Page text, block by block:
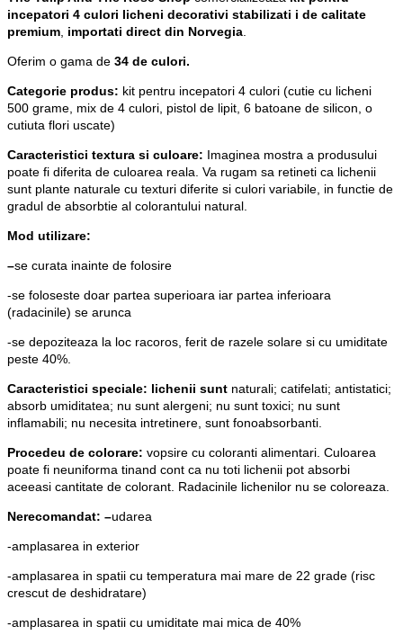
incepatori 4 culori licheni decorativi stabilizati i de calitate
premium importati direct din Norvegia
Oferim o gama de 34 de culori.
Categorie produs: kit pentru incepatori 4 culori (cutie cu licheni
500 grame, mix de 4 culori, pistol de lipit, 6 batoane de silicon, o
cutiuta flori uscate)
Caracteristici textura si culoare: Imaginea mostra a produsului
poate fi diferita de culoarea reala. Va rugam sa retineti ca lichenii
sunt plante naturale cu texturi diferite si culori variabile, in functie de
gradul de absorbtie al colorantului natural.
Mod utilizare:
–se curata inainte de folosire
-se foloseste doar partea superioara iar partea inferioara
(radacinile) se arunca
-se depoziteaza la loc racoros, ferit de razele solare si cu umiditate
peste 40%.
Caracteristici speciale: lichenii sunt naturali; catifelati; antistatici;
absorb umiditatea; nu sunt alergeni; nu sunt toxici; nu sunt
inflamabili; nu necesita intretinere, sunt fonoabsorbanti.
Procedeu de colorare: vopsire cu coloranti alimentari. Culoarea
poate fi neuniforma tinand cont ca nu toti lichenii pot absorbi
aceeasi cantitate de colorant. Radacinile lichenilor nu se coloreaza.
Nerecomandat: –udarea
-amplasarea in exterior
-amplasarea in spatii cu temperatura mai mare de 22 grade (risc
crescut de deshidratare)
-amplasarea in spatii cu umiditate mai mica de 40%